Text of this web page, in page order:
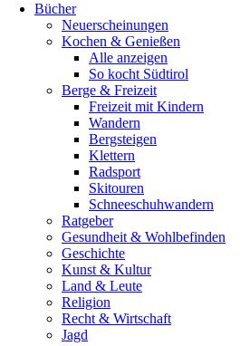
Bücher
Neuerscheinungen
Kochen & Genießen
Alle anzeigen
So kocht Südtirol
Berge & Freizeit
Freizeit mit Kindern
Wandern
Bergsteigen
Klettern
Radsport
Skitouren
Schneeschuhwandern
Ratgeber
Gesundheit & Wohlbefinden
Geschichte
Kunst & Kultur
Land & Leute
Religion
Recht & Wirtschaft
Jagd